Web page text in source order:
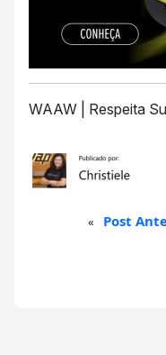
WAAW | Respeita
« Post